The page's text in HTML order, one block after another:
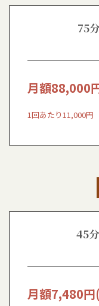
75
月額88,000
1回あたり11,000円
45
月額7,480